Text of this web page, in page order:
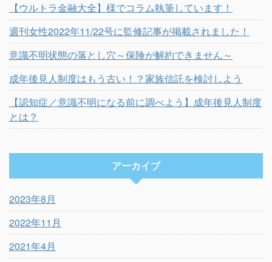
【ウルトラ金融大全】様でコラム執筆しています！
週刊女性2022年11/22号に監修記事が掲載されました！
意識不明状態の落とし穴～保険が解約できません～
成年後見人制度はもう古い！？家族信託を検討しよう
【認知症／意識不明になる前に調べよう】成年後見人制度
とは？
アーカイブ
2023年8月
2022年11月
2021年4月